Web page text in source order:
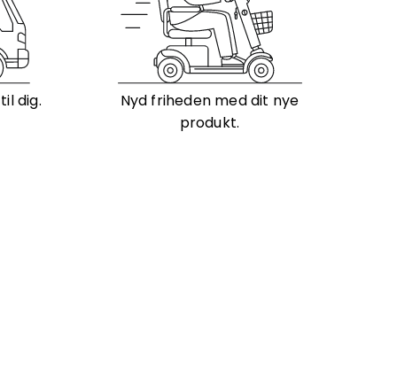
dig.
Nyd friheden med dit nye
produkt.